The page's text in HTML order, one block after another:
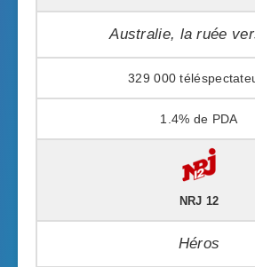
Australie, la ruée
329 000
1.4%
NRJ 12
Héros